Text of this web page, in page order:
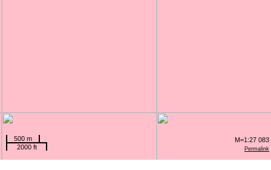
Permalink
500 m
2000 ft
M=1:27 083